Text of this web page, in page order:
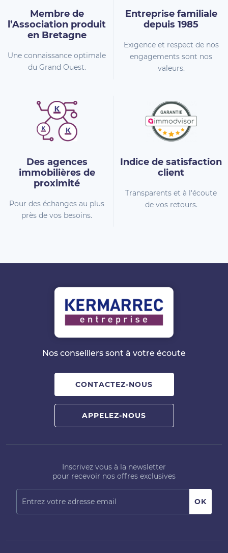
Membre de
l’Association produit
en Bretagne
Une connaissance optimale
du Grand Ouest.
Entreprise familiale
depuis 1985
Exigence et respect de nos
engagements sont nos
valeurs.
Des agences
immobilières de
proximité
Pour des échanges au plus
près de vos besoins.
Indice de satisfaction
client
Transparents et à l'écoute
de vos retours.
Nos conseillers sont à votre écoute
CONTACTEZ-NOUS
APPELEZ-NOUS
Inscrivez vous à la newsletter
pour recevoir nos offres exclusives